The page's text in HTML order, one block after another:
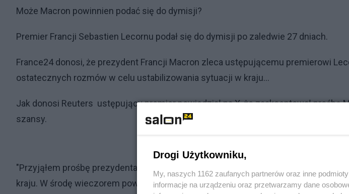
Może Macron powinnien podać się do dymisji?
Premier Francji Sebastien Lecornu podał się do dymisji po zaledwie 27 dniach.
France24 donosi, że prezydent Francji Macron zleca ustępującemu premierowi
ostatecznych rozmów w celu ustabilizowania sytuacji w kraju...
Jak donosi Reuters ustępujący premier powiedział na X, że zaakceptował prośbę
szansy.
"Przyjąłem prośbę prezydenta o przeprowadzenie ostatnich rozmów z siłami
kraju. W środę wieczorem powiem głowie państwa, czy jest to możliwe, czy nie,
Drogi Użytkowniku,
My, naszych 1162 zaufanych partnerów oraz inne
informacje na urządzeniu oraz przetwarzamy dane